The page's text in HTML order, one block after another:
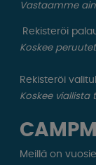
Vastaamme
Rekisteröi
Koskee
Rekisteröi
Koskee
Meillä on